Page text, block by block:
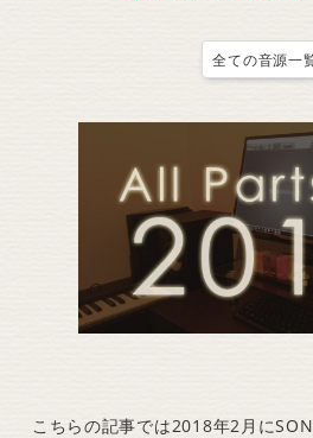
全ての音源一
こちらの記事では2018年2月に